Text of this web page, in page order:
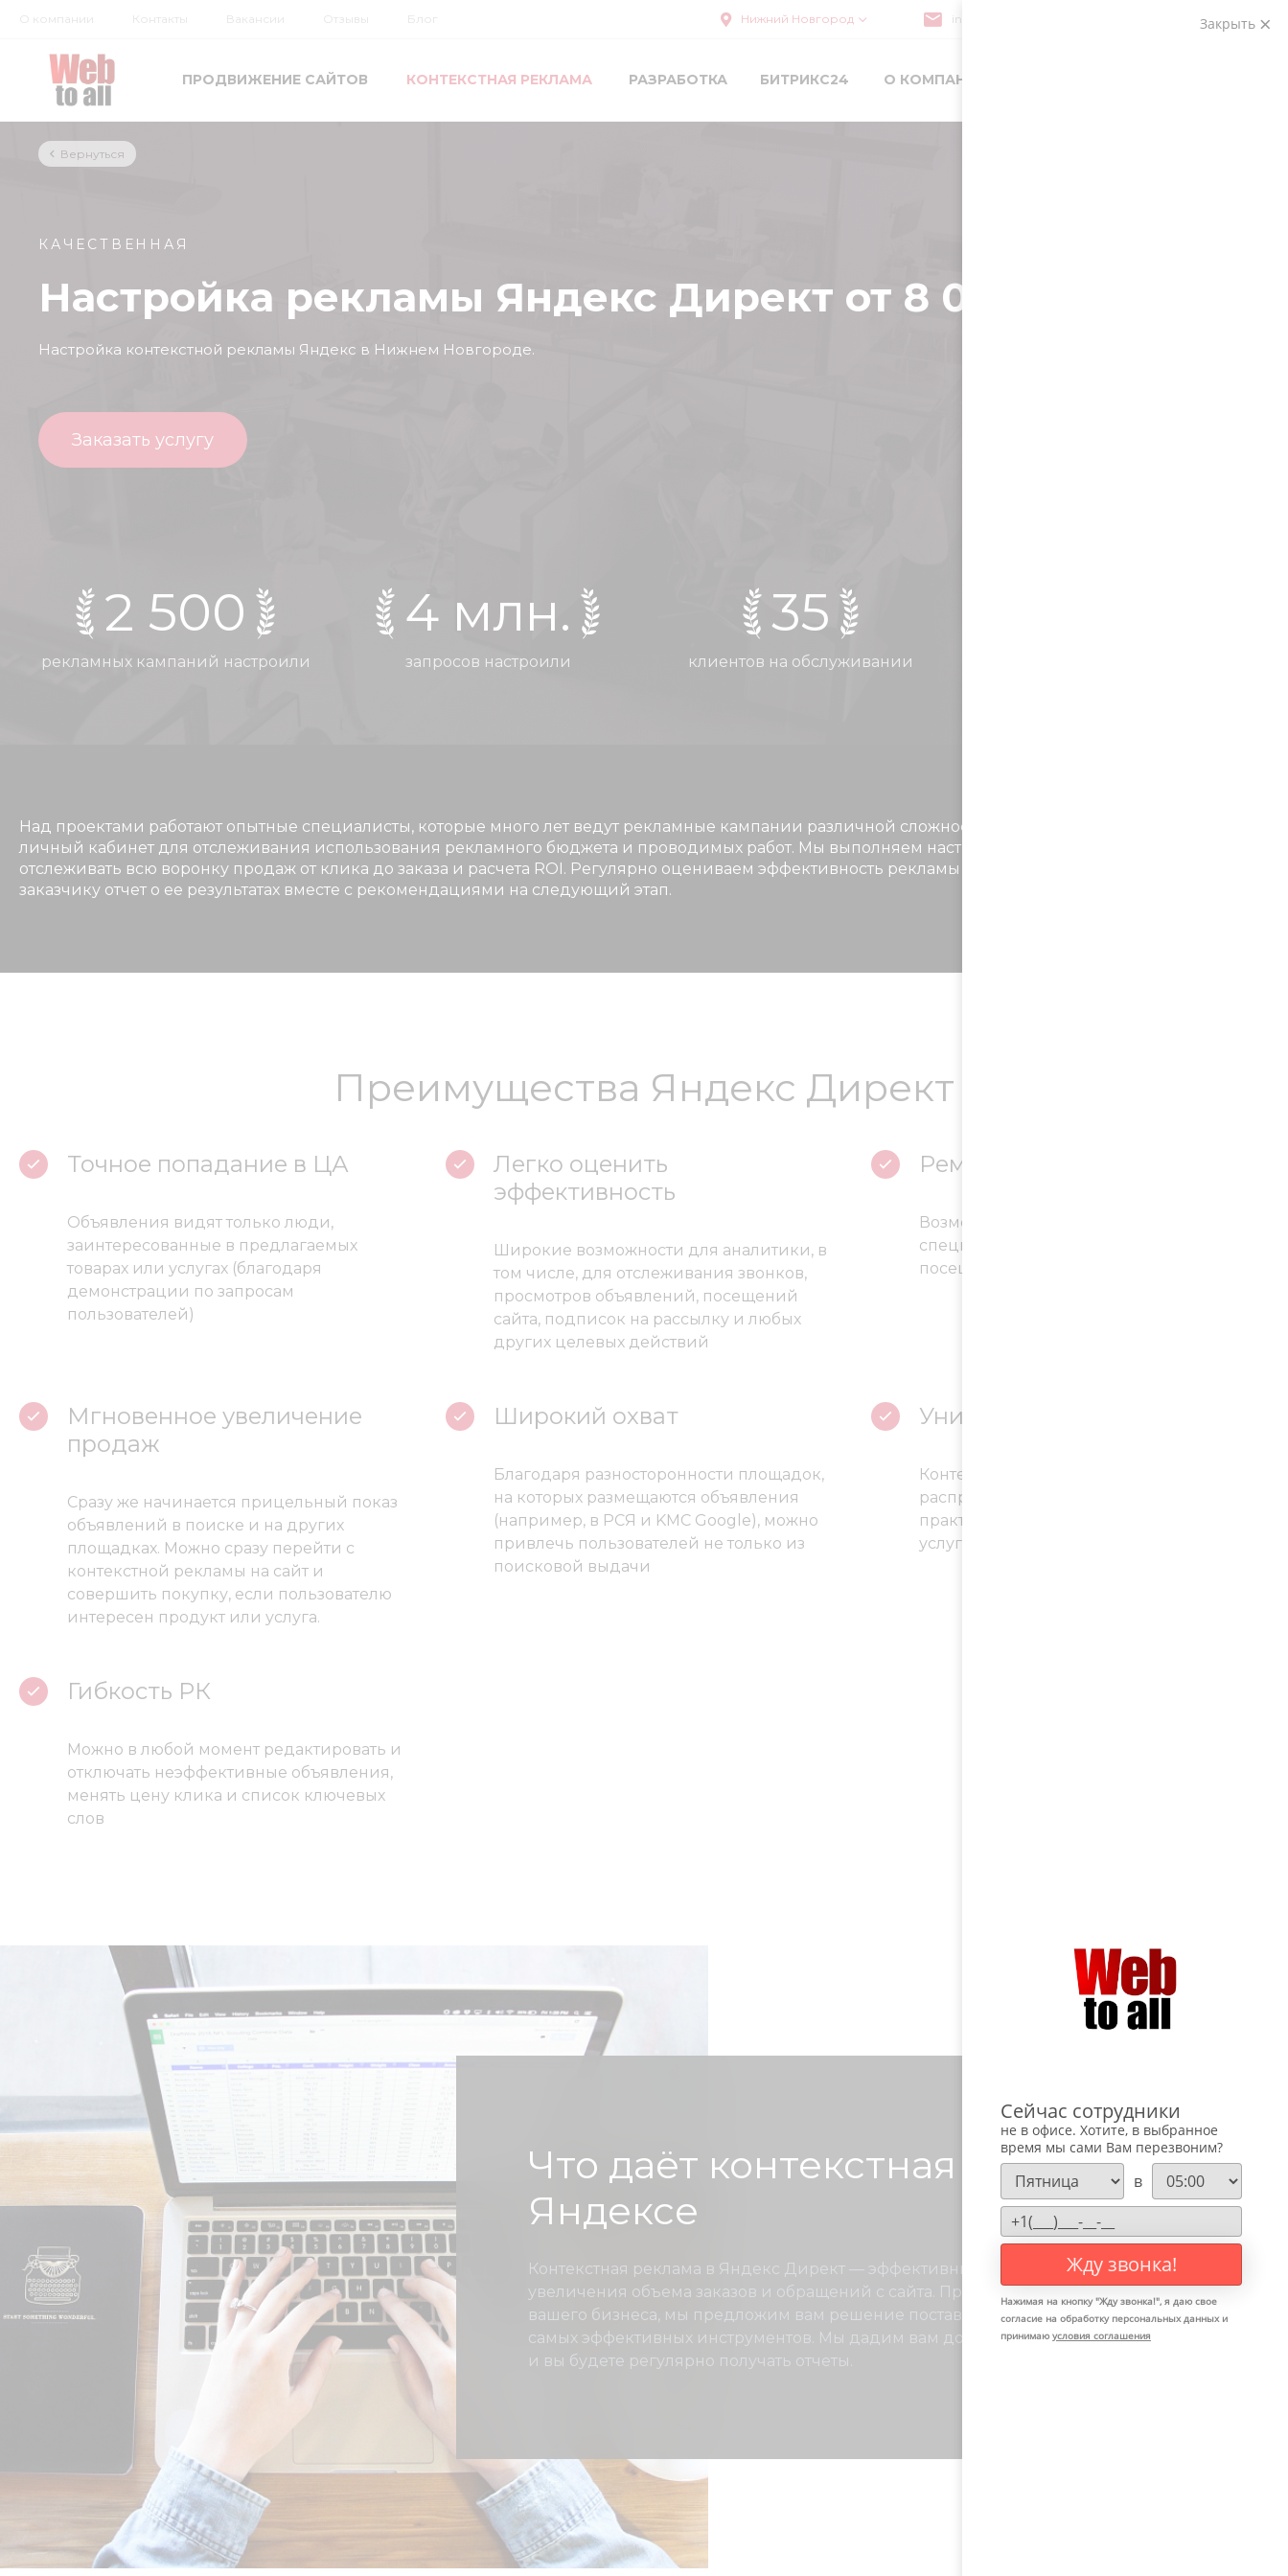
О компании Контакты Вакансии Отзывы Блог Нижний Новгород info@webtoall.ru
ПРОДВИЖЕНИЕ САЙТОВ КОНТЕКСТНАЯ РЕКЛАМА РАЗРАБОТКА БИТРИКС24 О КОМПАНИИ
Вернуться
КАЧЕСТВЕННАЯ
Настройка рекламы Яндекс Директ от 8 000 р.
Настройка контекстной рекламы Яндекс в Нижнем Новгороде.
Заказать услугу
2 500
рекламных кампаний настроили
4 млн.
запросов настроили
35
клиентов на обслуживании
Над проектами работают опытные специалисты, которые много лет ведут рекламные кампании различной сложности. Заказчик получает доступ в
личный кабинет для отслеживания использования рекламного бюджета и проводимых работ. Мы выполняем настройку систем веб-аналитики, чтобы
отслеживать всю воронку продаж от клика до заказа и расчета ROI. Регулярно оцениваем эффективность рекламы и ежемесячно предоставляем
заказчику отчет о ее результатах вместе с рекомендациями на следующий этап.
Преимущества Яндекс Директ
Точное попадание в ЦА
Объявления видят только люди,
заинтересованные в предлагаемых
товарах или услугах (благодаря
демонстрации по запросам
пользователей)
Легко оценить
эффективность
Широкие возможности для аналитики, в
том числе, для отслеживания звонков,
просмотров объявлений, посещений
сайта, подписок на рассылку и любых
других целевых действий
Ремаркетинг
Возможность показа объявлений (акций,
спецпредложений) пользователям, уже
посещавшим сайт
Мгновенное увеличение
продаж
Сразу же начинается прицельный показ
объявлений в поиске и на других
площадках. Можно сразу перейти с
контекстной рекламы на сайт и
совершить покупку, если пользователю
интересен продукт или услуга.
Широкий охват
Благодаря разносторонности площадок,
на которых размещаются объявления
(например, в РСЯ и KMC Google), можно
привлечь пользователей не только из
поисковой выдачи
Универсальность
Контекстная реклама позволяет
распространять информацию
практически о любых видах товаров и
услуг
Гибкость РК
Можно в любой момент редактировать и
отключать неэффективные объявления,
менять цену клика и список ключевых
слов
Что даёт контекстная реклама в
Яндексе
Контекстная реклама в Яндекс Директ — эффективный инструмент для
увеличения объема заказов и обращений с сайта. Проанализировав специфику
вашего бизнеса, мы предложим вам решение поставленных задач с помощью
самых эффективных инструментов. Мы дадим вам доступ к рекламному кабинету
и вы будете регулярно получать отчеты.
Закрыть
Сейчас сотрудники
не в офисе. Хотите, в выбранное
время мы сами Вам перезвоним?
в
Жду звонка!
Нажимая на кнопку "Жду звонка!", я даю свое
согласие на обработку персональных данных и
принимаю условия соглашения